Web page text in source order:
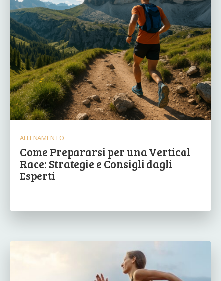
ALLENAMENTO
Come Prepararsi per una Vertical
Race: Strategie e Consigli dagli
Esperti